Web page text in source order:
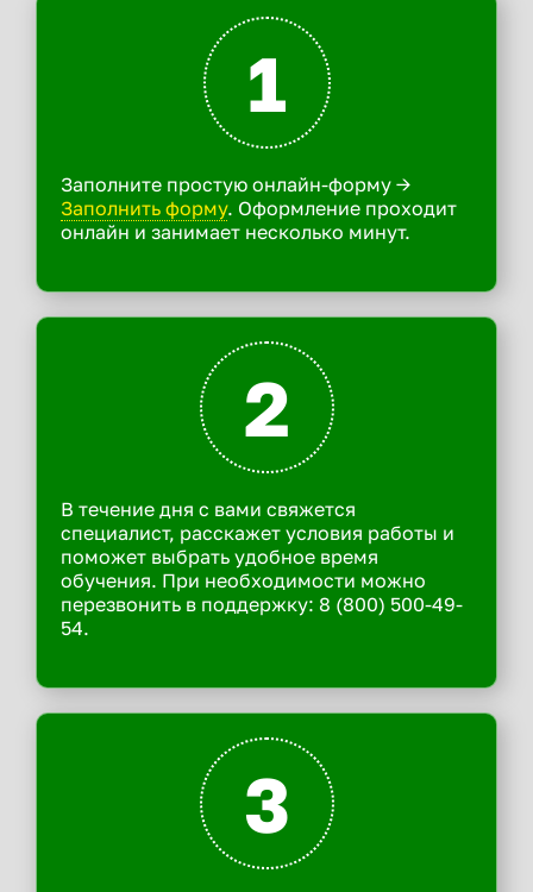
1
Заполните простую онлайн-форму ->
Заполнить форму. Оформление проходит
онлайн и занимает несколько минут.
2
В течение дня с вами свяжется
специалист, расскажет условия работы и
поможет выбрать удобное время
обучения. При необходимости можно
перезвонить в поддержку: 8 (800) 500-49-
54.
3